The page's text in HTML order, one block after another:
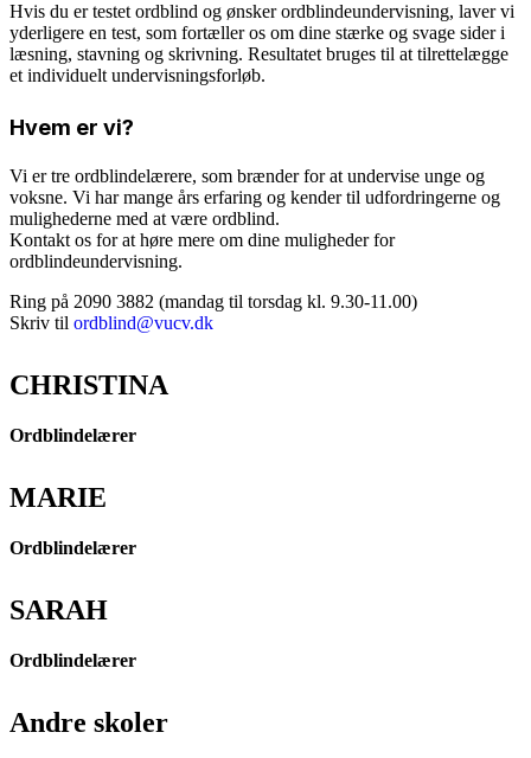
Hvis du er testet ordblind og ønsker ordblindeundervisning, laver vi
yderligere en test, som fortæller os om dine stærke og svage sider i
læsning, stavning og skrivning. Resultatet bruges til at tilrettelægge
et individuelt undervisningsforløb.
Hvem er vi?
Vi er tre ordblindelærere, som brænder for at undervise unge og
voksne. Vi har mange års erfaring og kender til udfordringerne og
mulighederne med at være ordblind.
Kontakt os for at høre mere om dine muligheder for
ordblindeundervisning.
Ring på 2090 3882 (mandag til torsdag kl. 9.30-11.00)
Skriv til ordblind@vucv.dk
CHRISTINA
Ordblindelærer
MARIE
Ordblindelærer
SARAH
Ordblindelærer
Andre skoler